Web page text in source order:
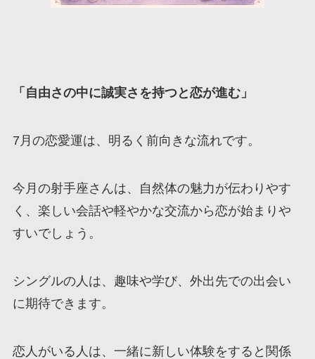
「自由さの中に誠実さを持つと恋が進む」
7月の恋愛運は、明るく前向きな流れです。
今月の射手座さんは、自然体の魅力が伝わりやす
く、楽しい会話や軽やかな交流から恋が始まりや
すいでしょう。
シングルの人は、趣味や学び、外出先での出会い
に期待できます。
恋人がいる人は、一緒に新しい体験をすると関係